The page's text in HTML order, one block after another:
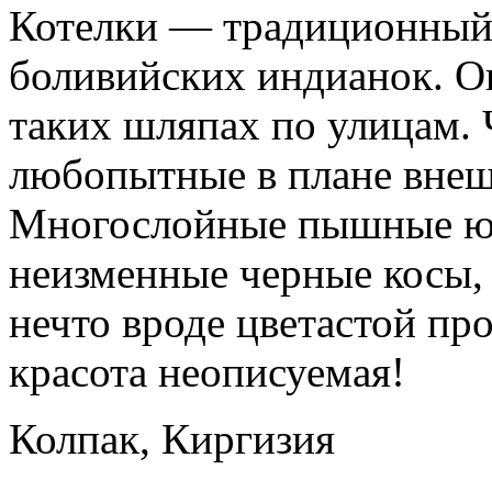
Котелки —
боливийских индианок.
таких шляпах по
любопытные в плане
Многослойные пышные
неизменные черные
нечто вроде цветастой
красота неописуемая!
Колпак, Киргизия